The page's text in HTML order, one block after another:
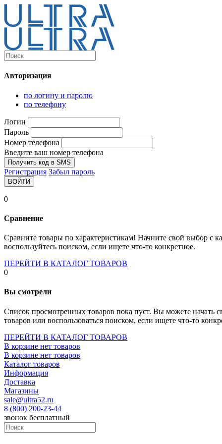
Каталог
Компьютеры и комплектующие
Персональные компьютеры
Моноблоки
Мониторы
Комплектующие
Socket-2066
Socket-775
Socket-fm2
Socket-am4
Socket- intel s1151
Socket- intel s2066
Socket- intel s1700
Авторизация
по логину и паролю
по телефону
Логин
Пароль
Номер телефона
Введите ваш номер телефона
Получить код в SMS
Регистрация Забыл пароль
ВОЙТИ
0
Сравнение
Сравните товары по характеристикам! Начните свой выбор с
воспользуйтесь поиском, если ищете что-то конкретное.
ПЕРЕЙТИ В КАТАЛОГ ТОВАРОВ
0
Вы смотрели
Список просмотренных товаров пока пуст. Вы можете начать
товаров или воспользоваться поиском, если ищете что-то
ПЕРЕЙТИ В КАТАЛОГ ТОВАРОВ
В корзине нет товаров
В корзине нет товаров
Каталог товаров
Информация
Доставка
Магазины
sale@ultra52.ru
8 (800) 200-23-44
звонок бесплатный